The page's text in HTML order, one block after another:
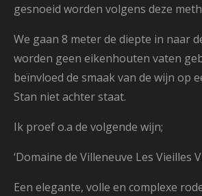
gesnoeid worden volgens deze
We gaan 8 meter de diepte in naar
worden geen eikenhouten vaten
beïnvloed de smaak van de wijn op
Stan niet achter staat.
Ik proef o.a de volgende wijn;
‘Domaine de Villeneuve Les Vieilles
Een elegante, volle en complexe